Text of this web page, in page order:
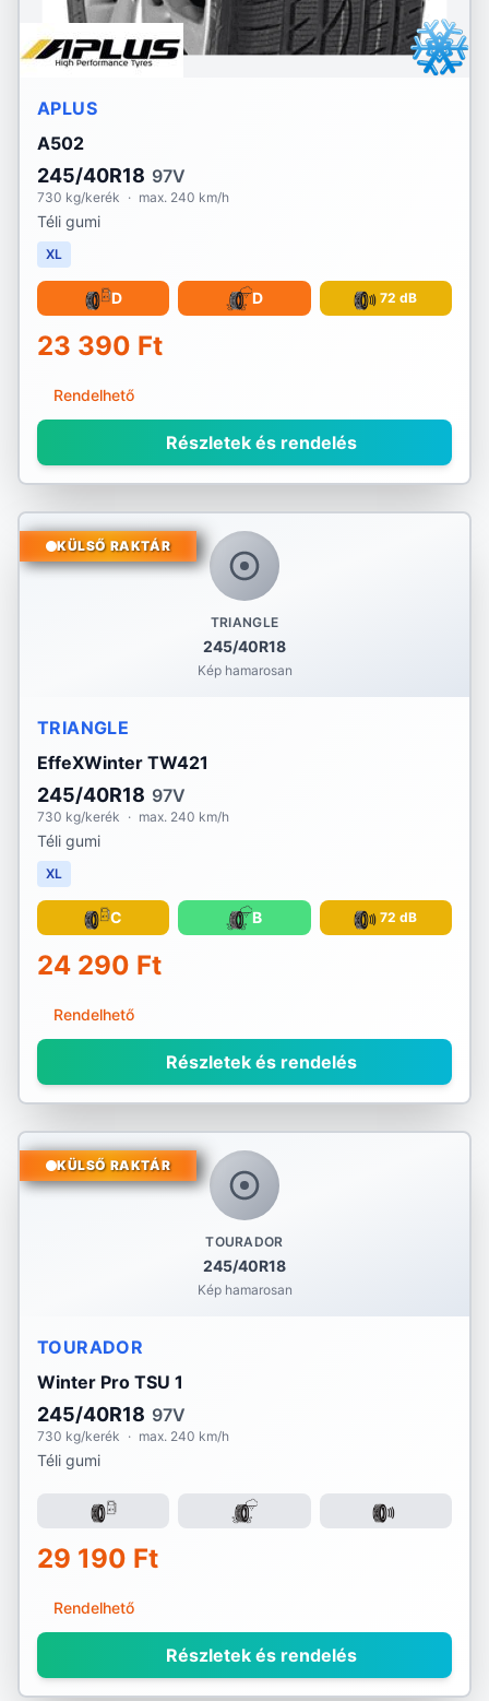
APLUS
A502
245/40R18 97V
730 kg/kerék · max. 240 km/h
Téli gumi
XL
D D 72 dB
23 390 Ft
Rendelhető
Részletek és rendelés
TRIANGLE
245/40R18
Kép hamarosan
KÜLSŐ RAKTÁR
TRIANGLE
EffeXWinter TW421
245/40R18 97V
730 kg/kerék · max. 240 km/h
Téli gumi
XL
C B 72 dB
24 290 Ft
Rendelhető
Részletek és rendelés
TOURADOR
245/40R18
Kép hamarosan
KÜLSŐ RAKTÁR
TOURADOR
Winter Pro TSU 1
245/40R18 97V
730 kg/kerék · max. 240 km/h
Téli gumi
29 190 Ft
Rendelhető
Részletek és rendelés